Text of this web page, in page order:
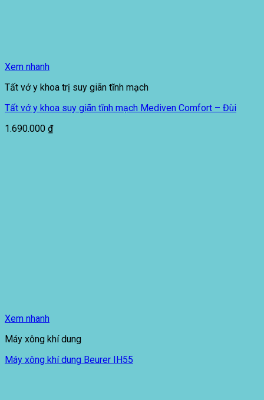
Xem nhanh
Tất vớ y khoa trị suy giãn tĩnh mạch
Tất vớ y khoa suy giãn tĩnh mạch Mediven Comfort – Đùi
1.690.000 ₫
Xem nhanh
Máy xông khí dung
Máy xông khí dung Beurer IH55